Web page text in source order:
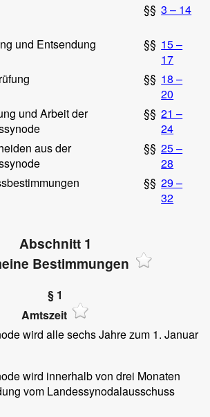
§§ 3 – 14
und Entsendung §§ 15 –
17
§§ 18 –
20
und Arbeit der
§§ 21 –
24
aus der
§§ 25 –
28
§§ 29 –
32
Abschnitt 1
Bestimmungen
§ 1
Amtszeit
wird alle sechs Jahre zum 1. Januar
wird innerhalb von drei Monaten
vom Landessynodalausschuss